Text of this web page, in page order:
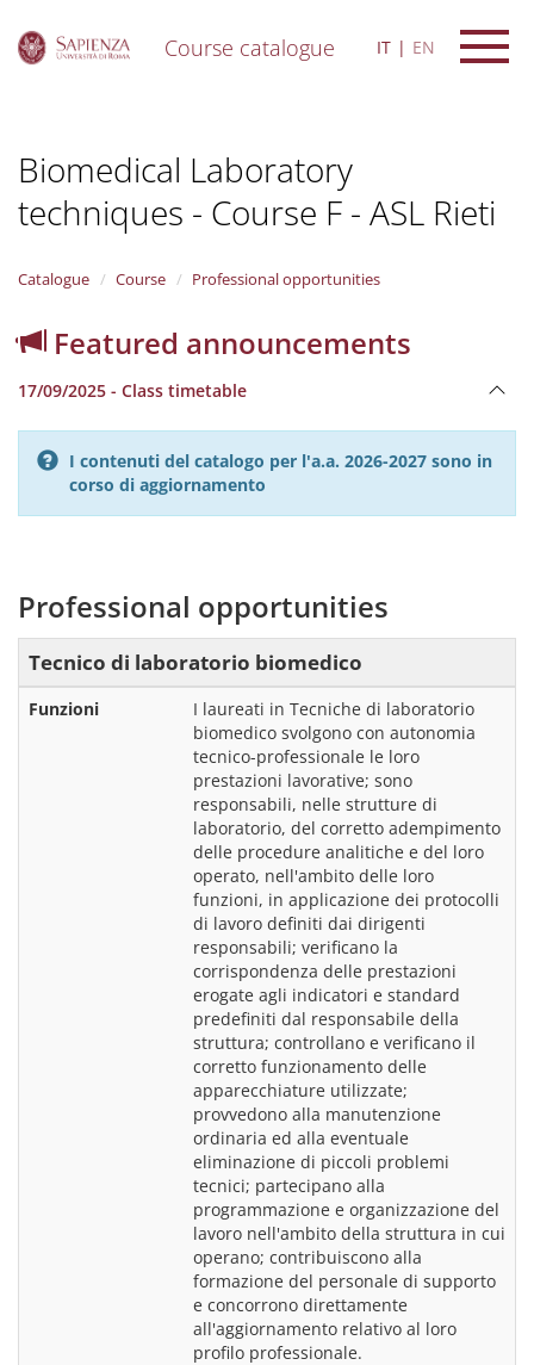
Course catalogue IT EN
Biomedical Laboratory
techniques - Course F - ASL Rieti
Catalogue Course Professional opportunities
Featured announcements
17/09/2025 - Class timetable
I contenuti del catalogo per l'a.a. 2026-2027 sono in
corso di aggiornamento
Professional opportunities
Tecnico di laboratorio biomedico
Funzioni
I laureati in Tecniche di laboratorio
biomedico svolgono con autonomia
tecnico-professionale le loro
prestazioni lavorative; sono
responsabili, nelle strutture di
laboratorio, del corretto adempimento
delle procedure analitiche e del loro
operato, nell'ambito delle loro
funzioni, in applicazione dei protocolli
di lavoro definiti dai dirigenti
responsabili; verificano la
corrispondenza delle prestazioni
erogate agli indicatori e standard
predefiniti dal responsabile della
struttura; controllano e verificano il
corretto funzionamento delle
apparecchiature utilizzate;
provvedono alla manutenzione
ordinaria ed alla eventuale
eliminazione di piccoli problemi
tecnici; partecipano alla
programmazione e organizzazione del
lavoro nell'ambito della struttura in cui
operano; contribuiscono alla
formazione del personale di supporto
e concorrono direttamente
all'aggiornamento relativo al loro
profilo professionale.